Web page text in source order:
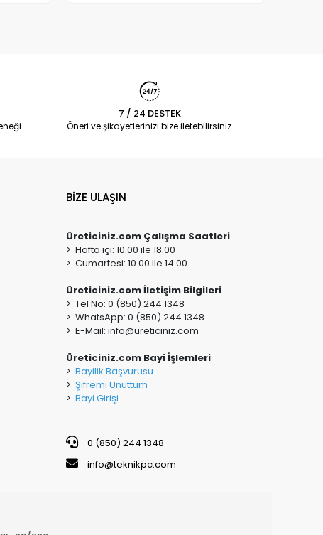
7 / 24 DESTEK
Öneri ve şikayetlerinizi bize iletebilirsiniz.
BİZE ULAŞIN
Üreticiniz.com Çalışma Saatleri
> Hafta içi: 10.00 ile 18.00
> Cumartesi: 10.00 ile 14.00
Üreticiniz.com İletişim Bilgileri
> Tel No: 0 (850) 244 1348
> WhatsApp: 0 (850) 244 1348
> E-Mail: info@ureticiniz.com
Üreticiniz.com Bayi İşlemleri
> Bayilik Başvurusu
> Şifremi Unuttum
> Bayi Girişi
0 (850) 244 1348
info@teknikpc.com